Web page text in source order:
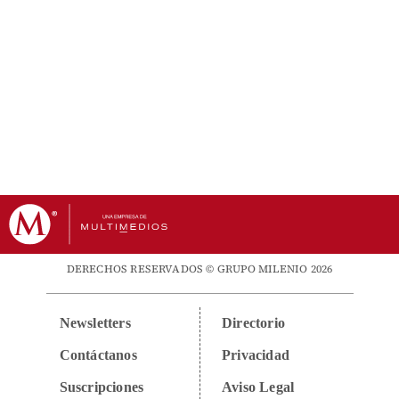
DERECHOS RESERVADOS © GRUPO MILENIO 2026
Newsletters
Contáctanos
Suscripciones
Directorio
Privacidad
Aviso Legal